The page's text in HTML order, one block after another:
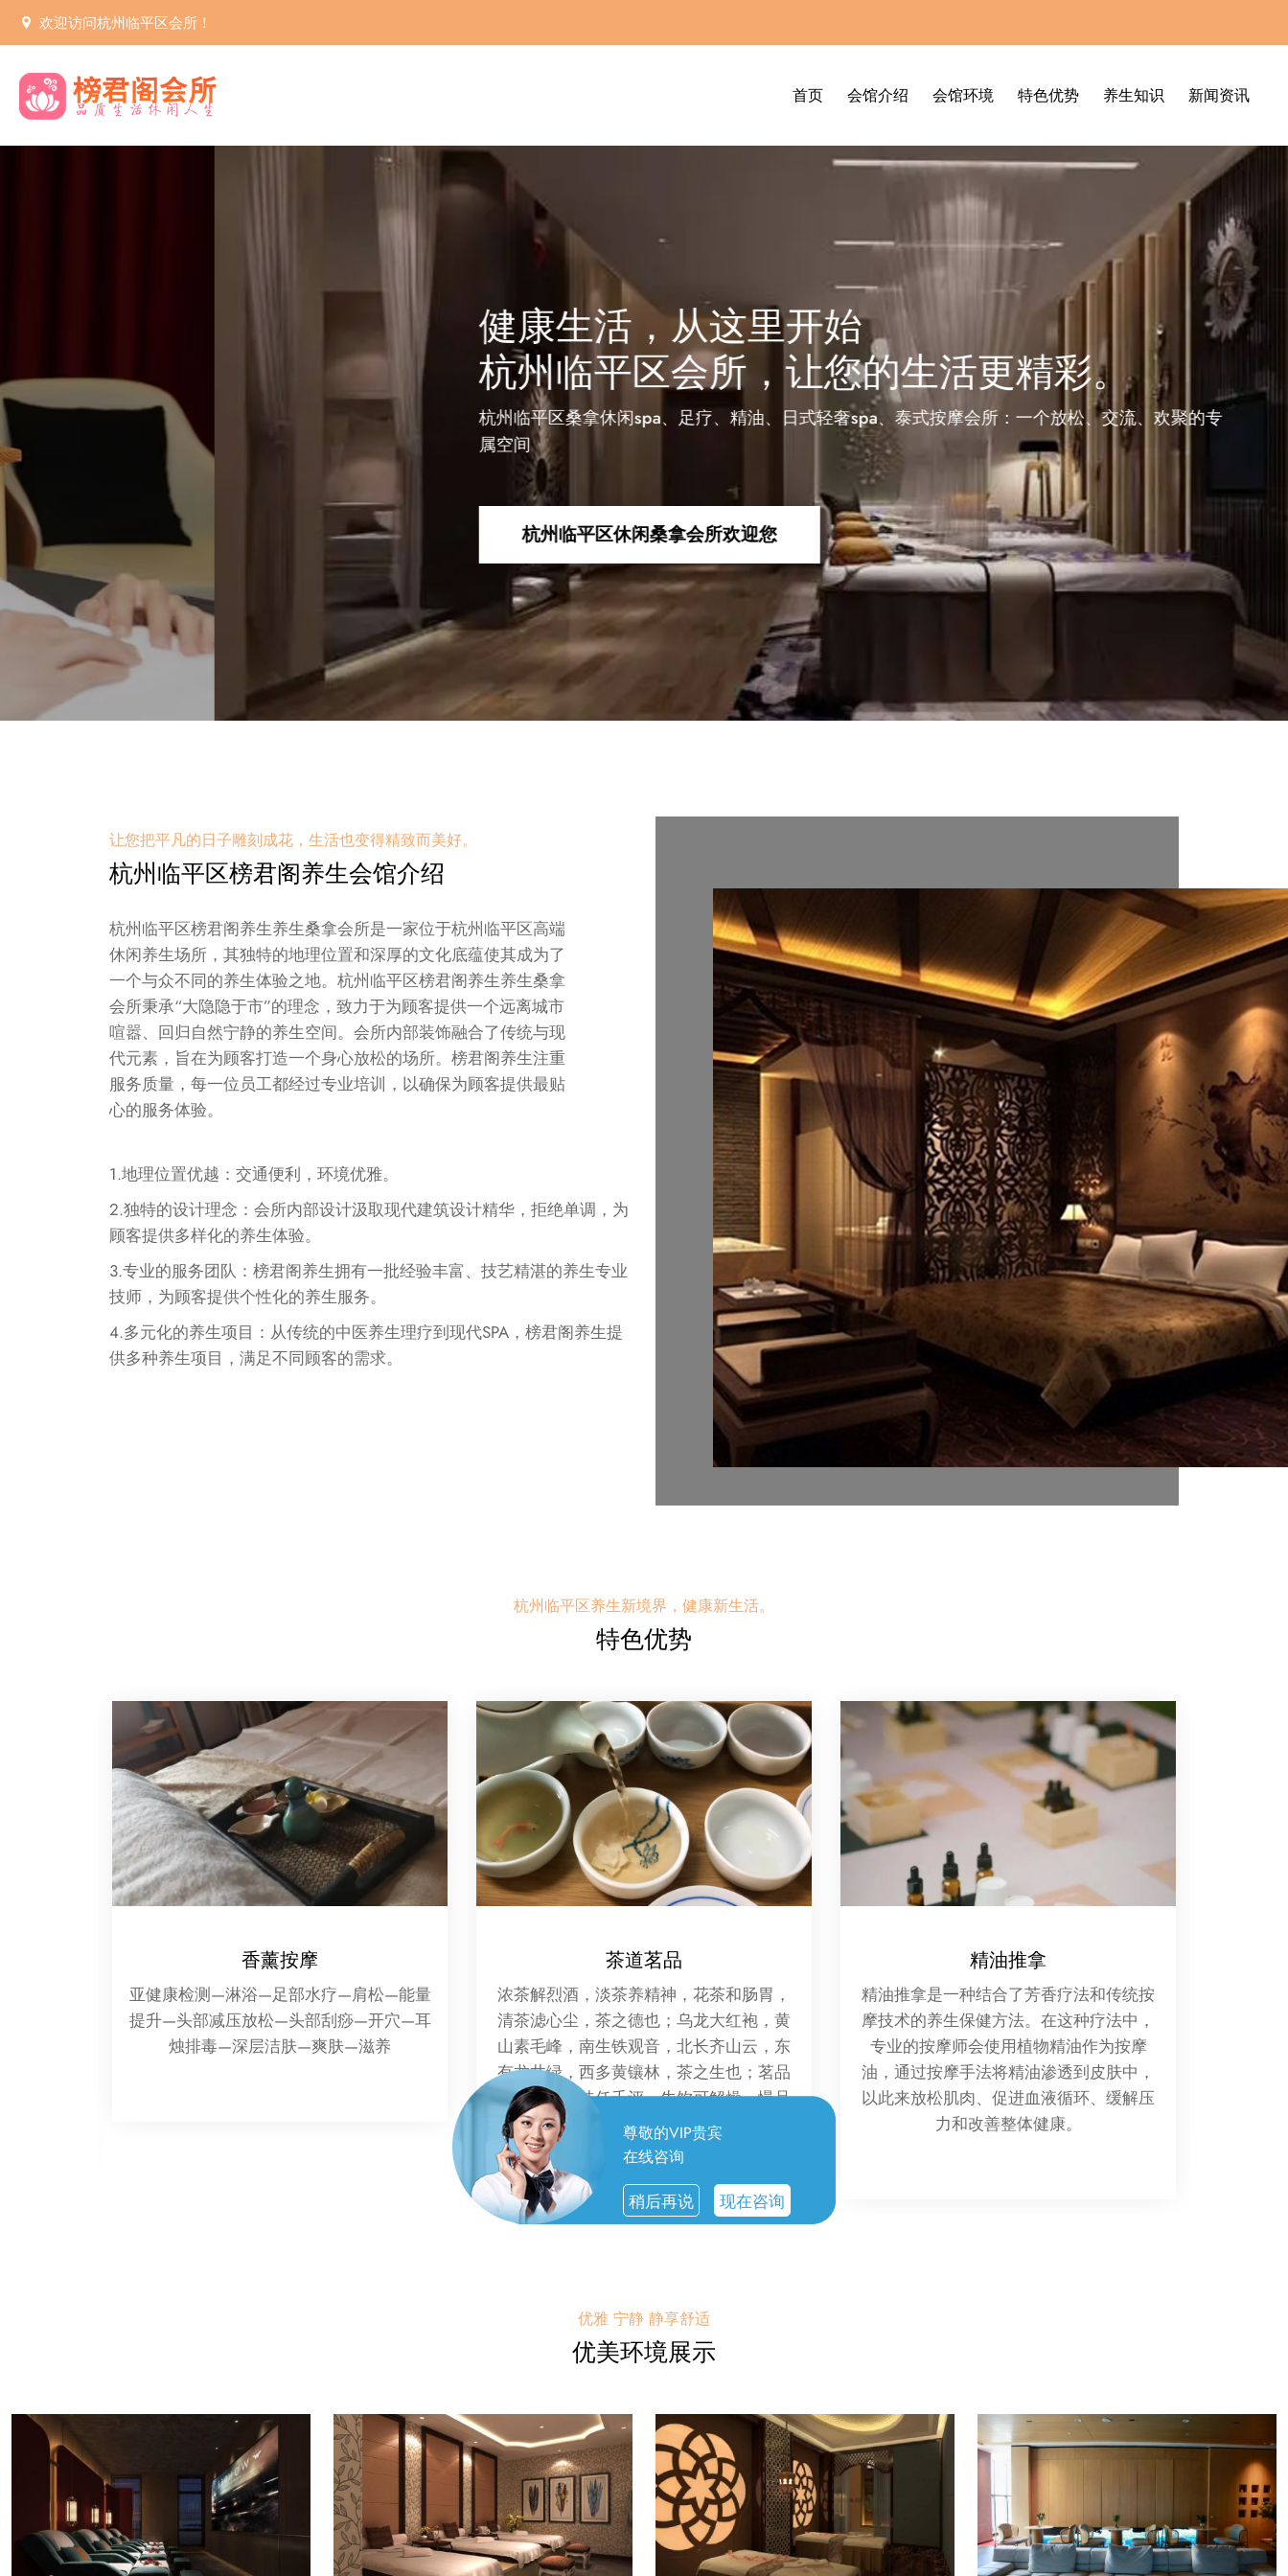
尊敬的VIP贵宾
在线咨询
稍后再说 现在咨询
欢迎访问杭州临平区会所！
首页 会馆介绍 会馆环境 特色优势 养生知识 新闻资讯
健康生活，从这里开始
杭州临平区会所，让您的生活更精彩。
杭州临平区桑拿休闲spa、足疗、精油、日式轻奢spa、泰式按摩会所：一个放松、交流、欢聚的专
杭州临平区休闲桑拿会所欢迎您
让您把平凡的日子雕刻成花，生活也变得精致而美好。
杭州临平区榜君阁养生会馆介绍
杭州临平区榜君阁养生养生桑拿会所是一家位于杭州临平区高端
休闲养生场所，其独特的地理位置和深厚的文化底蕴使其成为了
一个与众不同的养生体验之地。杭州临平区榜君阁养生养生桑拿
会所秉承“大隐隐于市”的理念，致力于为顾客提供一个远离城市
喧嚣、回归自然宁静的养生空间。会所内部装饰融合了传统与现
代元素，旨在为顾客打造一个身心放松的场所。榜君阁养生注重
服务质量，每一位员工都经过专业培训，以确保为顾客提供最贴
心的服务体验。
1.地理位置优越：交通便利，环境优雅。
2.独特的设计理念：会所内部设计汲取现代建筑设计精华，拒绝单调，为
顾客提供多样化的养生体验。
3.专业的服务团队：榜君阁养生拥有一批经验丰富、技艺精湛的养生专业
技师，为顾客提供个性化的养生服务。
4.多元化的养生项目：从传统的中医养生理疗到现代SPA，榜君阁养生提
供多种养生项目，满足不同顾客的需求。
杭州临平区养生新境界，健康新生活。
特色优势
茶道茗品
浓茶解烈酒，淡茶养精神，花茶和肠胃，
清茶滤心尘，茶之德也；乌龙大红袍，黄
山素毛峰，南生铁观音，北长齐山云，东
精油推拿
精油推拿是一种结合了芳香疗法和传统按
摩技术的养生保健方法。在这种疗法中，
专业的按摩师会使用植物精油作为按摩
油，通过按摩手法将精油渗透到皮肤中，
以此来放松肌肉、促进血液循环、缓解压
力和改善整体健康。
SPA休闲
Spa休闲是一种集健康、美容、减压和放
松为一体的休闲方式，它起源于比利时的
斯帕镇（Spa），那里的天然温泉水被认
为具有治疗和保健的功效。
优雅 宁静 静享舒适
优美环境展示